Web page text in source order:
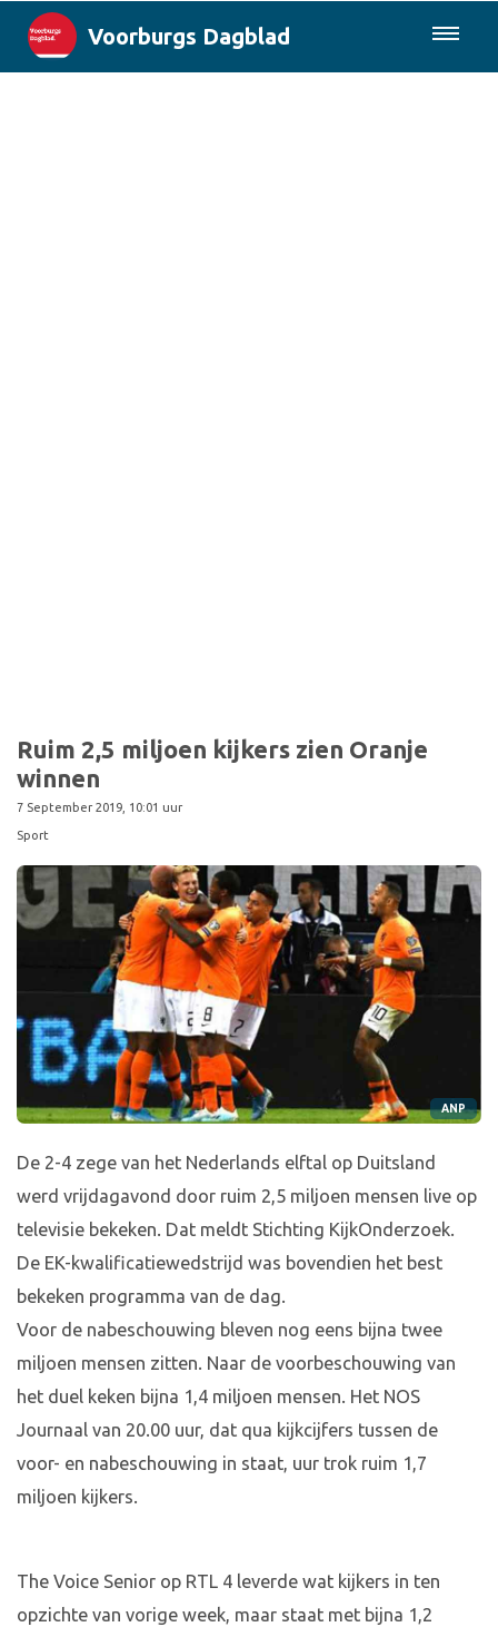
Voorburgs Dagblad
Ruim 2,5 miljoen kijkers zien Oranje
winnen
7 September 2019, 10:01 uur
Sport
ANP
De 2-4 zege van het Nederlands elftal op Duitsland
werd vrijdagavond door ruim 2,5 miljoen mensen live op
televisie bekeken. Dat meldt Stichting KijkOnderzoek.
De EK-kwalificatiewedstrijd was bovendien het best
bekeken programma van de dag.
Voor de nabeschouwing bleven nog eens bijna twee
miljoen mensen zitten. Naar de voorbeschouwing van
het duel keken bijna 1,4 miljoen mensen. Het NOS
Journaal van 20.00 uur, dat qua kijkcijfers tussen de
voor- en nabeschouwing in staat, uur trok ruim 1,7
miljoen kijkers.
The Voice Senior op RTL 4 leverde wat kijkers in ten
opzichte van vorige week, maar staat met bijna 1,2